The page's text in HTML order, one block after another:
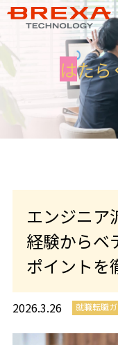
はたら
エンジニア
経験からベ
ポイントを
2026.3.26 就職転職